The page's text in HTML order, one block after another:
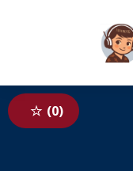
Tovább a tartalomhoz
0